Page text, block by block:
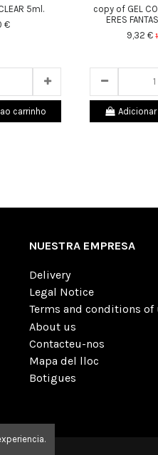
5ml.
€
carrinho
copy of GEL
ERES
9,32 €
NUESTRA EMPRESA
Delivery
Legal Notice
Terms and conditions of
About us
Contacteu-nos
Mapa del lloc
Botigues